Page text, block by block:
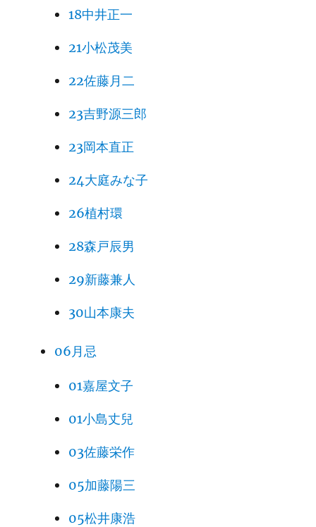
18中井正一
21小松茂美
22佐藤月二
23吉野源三郎
23岡本直正
24大庭みな子
26植村環
28森戸辰男
29新藤兼人
30山本康夫
06月忌
01嘉屋文子
01小島丈兒
03佐藤栄作
05加藤陽三
05松井康浩